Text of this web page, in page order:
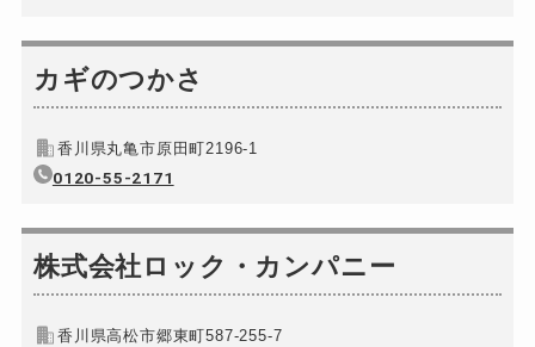
バイクカギ作成
スーツケースカギ開け
スーツケースカギ作成
金庫カギ修理
金庫カギ交換
ロッカーカギ開け
カギのつかさ
香川県丸亀市原田町2196-1
0120-55-2171
株式会社ロック・カンパニー
香川県高松市郷東町587-255-7